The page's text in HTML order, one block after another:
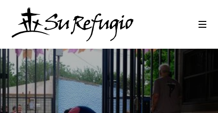
Únete a nosotros
Contactar
Idioma